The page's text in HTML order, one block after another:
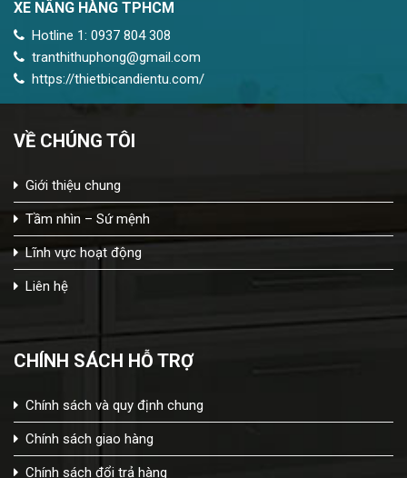
XE NÂNG HÀNG TPHCM
Hotline 1: 0937 804 308
tranthithuphong@gmail.com
https://thietbicandientu.com/
VỀ CHÚNG TÔI
Giới thiệu chung
Tầm nhìn – Sứ mệnh
Lĩnh vực hoạt động
Liên hệ
CHÍNH SÁCH HỖ TRỢ
Chính sách và quy định chung
Chính sách giao hàng
Chính sách đổi trả hàng